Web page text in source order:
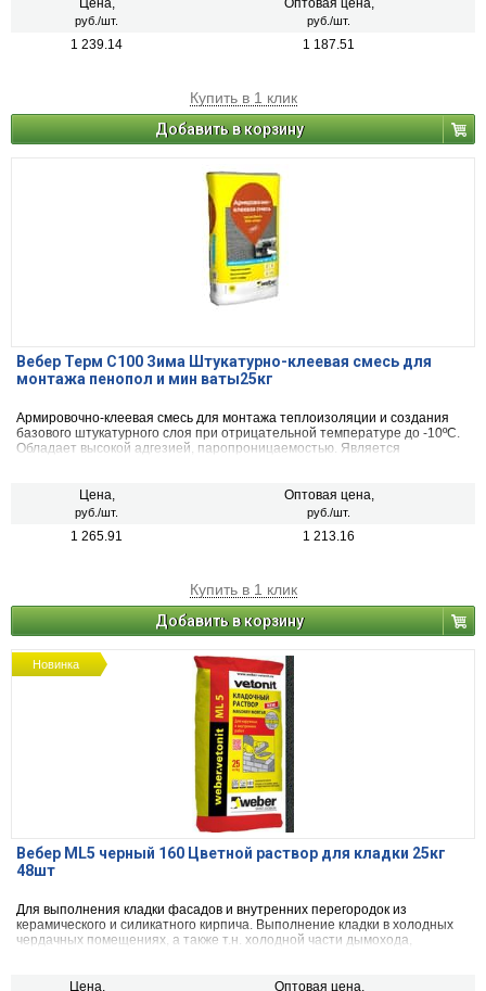
Цена,
руб./шт.
Оптовая цена,
руб./шт.
1 239.14 1 187.51
Купить в 1 клик
Добавить в корзину
Вебер Терм С100 Зима Штукатурно-клеевая смесь для
монтажа пенопол и мин ваты25кг
Армировочно-клеевая смесь для монтажа теплоизоляции и создания
базового штукатурного слоя при отрицательной температуре до -10ºС.
Обладает высокой адгезией, паропроницаемостью. Является
Цена,
руб./шт.
Оптовая цена,
руб./шт.
1 265.91 1 213.16
Купить в 1 клик
Добавить в корзину
Новинка
Вебер ML5 черный 160 Цветной раствор для кладки 25кг
48шт
Для выполнения кладки фасадов и внутренних перегородок из
керамического и силикатного кирпича. Выполнение кладки в холодных
чердачных помещениях, а также т.н. холодной части дымохода,
Цена, Оптовая цена,